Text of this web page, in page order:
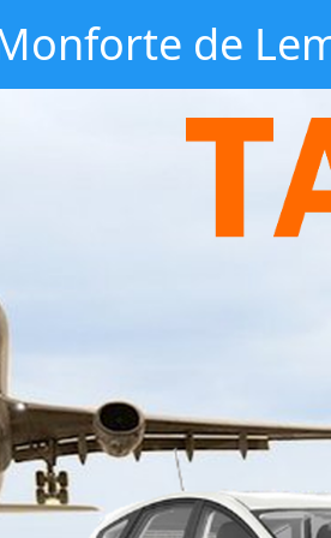
de